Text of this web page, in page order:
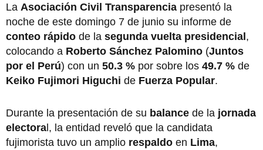
La Asociación Civil Transparencia presentó la
noche de este domingo 7 de junio su informe de
conteo rápido de la segunda vuelta presidencial,
colocando a Roberto Sánchez Palomino (Juntos
por el Perú) con un 50.3 % por sobre los 49.7 % de
Keiko Fujimori Higuchi de Fuerza Popular.
Durante la presentación de su balance de la jornada
electoral, la entidad reveló que la candidata
fujimorista tuvo un amplio respaldo en Lima,